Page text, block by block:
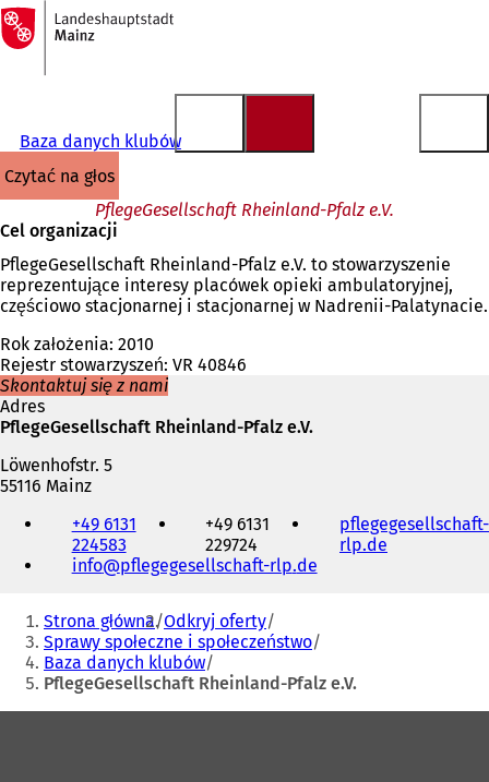
Przejdź do treści
Do
strony
głównej
Baza danych klubów
czytać na głos
PflegeGesellschaft Rheinland-Pfalz e.V.
Cel organizacji
PflegeGesellschaft Rheinland-Pfalz e.V. to stowarzyszenie
reprezentujące interesy placówek opieki ambulatoryjnej,
częściowo stacjonarnej i stacjonarnej w Nadrenii-Palatynacie.
Rok założenia: 2010
Rejestr stowarzyszeń: VR 40846
Skontaktuj się z nami
Adres
PflegeGesellschaft Rheinland-Pfalz e.V.
Löwenhofstr. 5
55116 Mainz
faks
adres
mail
+49 6131
224583
+49 6131
229724
pflegegesellschaft-
rlp.de
s
info pflegegesellschaft-rlp de
Jesteś
tutaj:
Strona główna Odkryj oferty
Sprawy społeczne i społeczeństwo
Baza danych klubów
PflegeGesellschaft Rheinland-Pfalz e.V.